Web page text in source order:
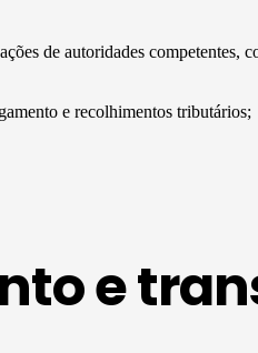
de autoridades
e recolhimentos tributários;
e